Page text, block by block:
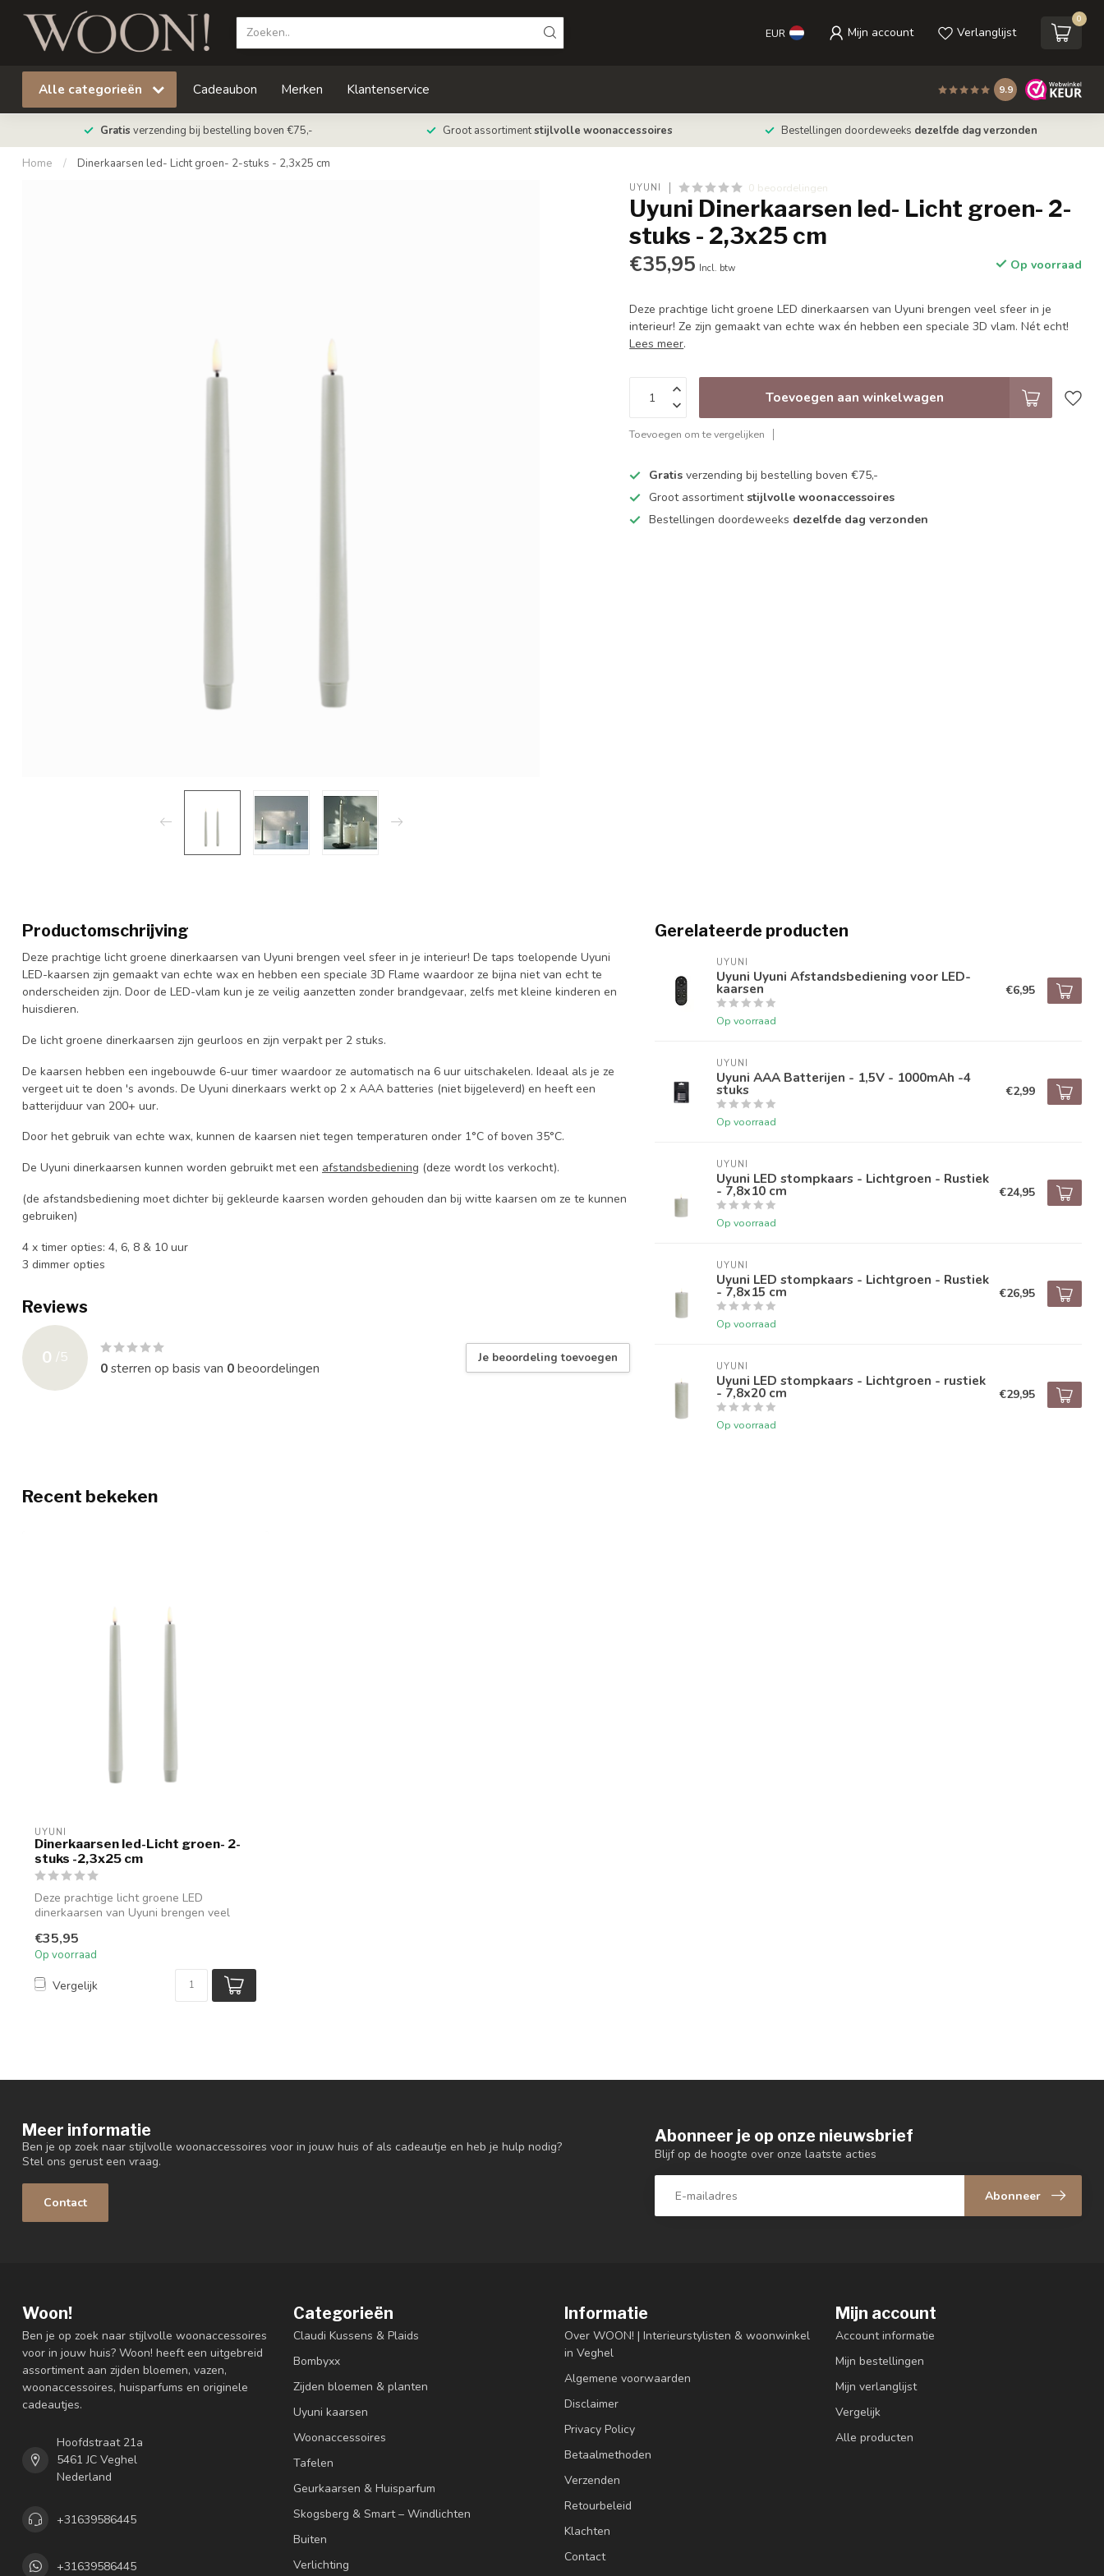
EUR Mijn account Verlanglijst
0
Alle categorieën Cadeaubon Merken Klantenservice 9.9
Gratis verzending bij bestelling boven €75,- Groot assortimentstijlvolle woonaccessoires Bestellingen doordeweeks dezelfde dag verzonden
Home / Dinerkaarsen led- Licht groen- 2-stuks - 2,3x25 cm
UYUNI 0 beoordelingen
Uyuni Dinerkaarsen led- Licht groen- 2-
stuks - 2,3x25 cm
€35,95 Incl. btw Op voorraad
Deze prachtige licht groene LED dinerkaarsen van Uyuni brengen veel sfeer in je
interieur! Ze zijn gemaakt van echte wax én hebben een speciale 3D vlam. Nét echt!
Lees meer.
Toevoegen aan winkelwagen
Toevoegen om te vergelijken
Gratis verzending bij bestelling boven €75,-
Groot assortiment stijlvolle woonaccessoires
Bestellingen doordeweeks dezelfde dag verzonden
Productomschrijving
Deze prachtige licht groene dinerkaarsen van Uyuni brengen veel sfeer in je interieur! De taps toelopende Uyuni
LED-kaarsen zijn gemaakt van echte wax en hebben een speciale 3D Flame waardoor ze bijna niet van echt te
onderscheiden zijn. Door de LED-vlam kun je ze veilig aanzetten zonder brandgevaar, zelfs met kleine kinderen en
huisdieren.
De licht groene dinerkaarsen zijn geurloos en zijn verpakt per 2 stuks.
De kaarsen hebben een ingebouwde 6-uur timer waardoor ze automatisch na 6 uur uitschakelen. Ideaal als je ze
vergeet uit te doen 's avonds. De Uyuni dinerkaars werkt op 2 x AAA batteries (niet bijgeleverd) en heeft een
batterijduur van 200+ uur.
Door het gebruik van echte wax, kunnen de kaarsen niet tegen temperaturen onder 1°C of boven 35°C.
De Uyuni dinerkaarsen kunnen worden gebruikt met een afstandsbediening (deze wordt los verkocht).
(de afstandsbediening moet dichter bij gekleurde kaarsen worden gehouden dan bij witte kaarsen om ze te kunnen
gebruiken)
4 x timer opties: 4, 6, 8 & 10 uur
3 dimmer opties
Reviews
0 /5
0sterren op basis van 0beoordelingen
Je beoordeling toevoegen
Gerelateerde producten
UYUNI
Uyuni Uyuni Afstandsbediening voor LED-
kaarsen
Op voorraad
€6,95
UYUNI
Uyuni AAA Batterijen - 1,5V - 1000mAh -4
stuks
Op voorraad
€2,99
UYUNI
Uyuni LED stompkaars - Lichtgroen - Rustiek
- 7,8x10 cm
Op voorraad
€24,95
UYUNI
Uyuni LED stompkaars - Lichtgroen - Rustiek
- 7,8x15 cm
Op voorraad
€26,95
UYUNI
Uyuni LED stompkaars - Lichtgroen - rustiek
- 7,8x20 cm
Op voorraad
€29,95
Recent bekeken
UYUNI
Dinerkaarsen led-Licht groen- 2-
stuks -2,3x25 cm
Deze prachtige licht groene LED
dinerkaarsen van Uyuni brengen veel
€35,95
Op voorraad
Vergelijk
Meer informatie
Ben je op zoek naar stijlvolle woonaccessoires voor in jouw huis of als cadeautje en heb je hulp nodig?
Stel ons gerust een vraag.
Contact
Abonneer je op onze nieuwsbrief
Blijf op de hoogte over onze laatste acties
Abonneer
Woon!
Ben je op zoek naar stijlvolle woonaccessoires
voor in jouw huis? Woon! heeft een uitgebreid
assortiment aan zijden bloemen, vazen,
woonaccessoires, huisparfums en originele
cadeautjes.
Hoofdstraat 21a
5461 JC Veghel
Nederland
+31639586445
+31639586445
Categorieën
Claudi Kussens & Plaids
Bombyxx
Zijden bloemen & planten
Uyuni kaarsen
Woonaccessoires
Tafelen
Geurkaarsen & Huisparfum
Skogsberg & Smart – Windlichten
Buiten
Verlichting
Informatie
Over WOON! | Interieurstylisten & woonwinkel
in Veghel
Algemene voorwaarden
Disclaimer
Privacy Policy
Betaalmethoden
Verzenden
Retourbeleid
Klachten
Contact
Mijn account
Account informatie
Mijn bestellingen
Mijn verlanglijst
Vergelijk
Alle producten